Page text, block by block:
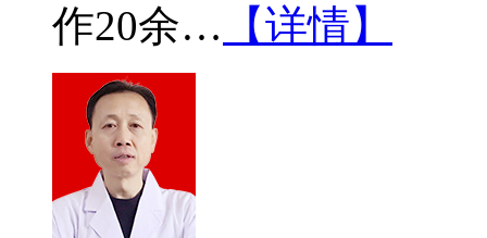
作20余… 【详情】